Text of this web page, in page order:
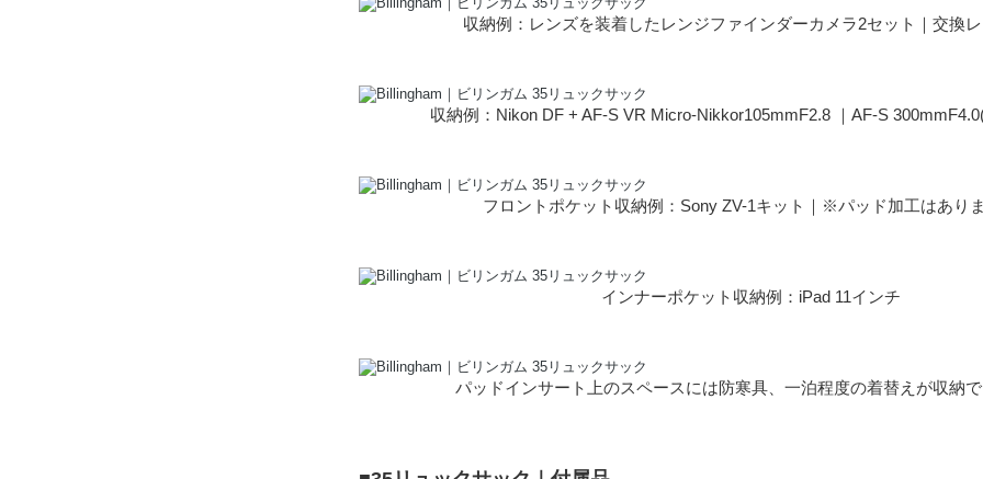
収納例：レンズを装着したレンジファインダーカメラ2セット｜交換
収納例：Nikon DF + AF-S VR Micro-Nikkor105mmF2.8 ｜AF-S
フロントポケット収納例：Sony ZV-1キット｜※パッド加工はあり
インナーポケット収納例：iPad 11インチ
パッドインサート上のスペースには防寒具、一泊程度の着替えが収納